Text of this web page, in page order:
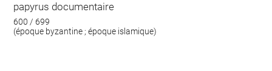
papyrus documentaire
600 / 699
(époque byzantine ; époque islamique)